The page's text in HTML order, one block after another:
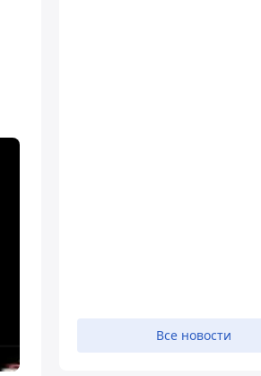
Все новости